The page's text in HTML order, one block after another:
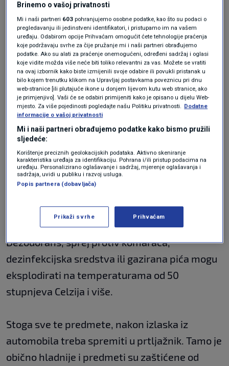
i intenzivno zagrijava, prenosi
To može uzrokovati probleme ne samo ljudima
i životinjama, koje ljeti nikako ne bi smjele
boraviti u automobilu sa zatvorenim prozorima
i vratima, nego može biti jednako opasno za
elektroniku: ako su mobiteli, prijenosna
računala i sl. izravno izloženi suncu u
zaključanom vozilu, mogu čak i eksplodirati.
Litij-ionske baterije, koje imaju visoko
koncentriranu energiju povećanjem topline
povećavaju energetsku koncentraciju iznad
samozapaljenja.
Dezodorans, sprej protiv komaraca,
dezinfekcijska sredstva ili gazirana pića mogu
eksplodirati na temperaturama od 50
stupnjeva Celzija i više.
Stoga sve te predmete, nakon izlaska iz
automobila treba spremiti u prtljažnik. Tamo je
obično hladnije i predmeti su zaštićene od
Brinemo o vašoj privatnosti
Mi i naši partneri 603 pohranjujemo osobne podatke, kao što su podaci o
pregledavanju ili jedinstveni identifikatori, i pristupamo im na vašem
uređaju. Odabirom opcije Prihvaćam omogućit ćete tehnologije praćenja
koje podržavaju svrhe za čije pružanje mi i naši partneri obrađujemo
podatke. Ako su alati za praćenje onemogućeni, određeni sadržaj i oglasi
koje vidite možda više neće biti toliko relevantni za vas. Možete se vratiti
na ovaj izbornik kako biste izmijenili svoje odabire ili povukli pristanak u
bilo kojem trenutku klikom na Upravljaj postavkama poveznicu pri dnu
web-stranice [ili plutajuće ikone u donjem lijevom kutu web stranice, ako
je primjenjivo]. Vaši će se odabiri primijeniti kako je opisano u dijelu Web-
mjesto. Za više pojedinosti pogledajte našu Politiku privatnosti. Dodatne
informacije o vašoj privatnosti
Mi i naši partneri obrađujemo podatke kako bismo pružili
sljedeće:
Korištenje preciznih geolokacijskih podataka. Aktivno skeniranje
karakteristika uređaja za identifikaciju. Pohrana i/ili pristup podacima na
uređaju. Personalizirano oglašavanje i sadržaj, mjerenje oglašavanja i
sadržaja, uvidi u publiku i razvoj usluga.
Popis partnera (dobavljača)
Prikaži svrhe Prihvaćam